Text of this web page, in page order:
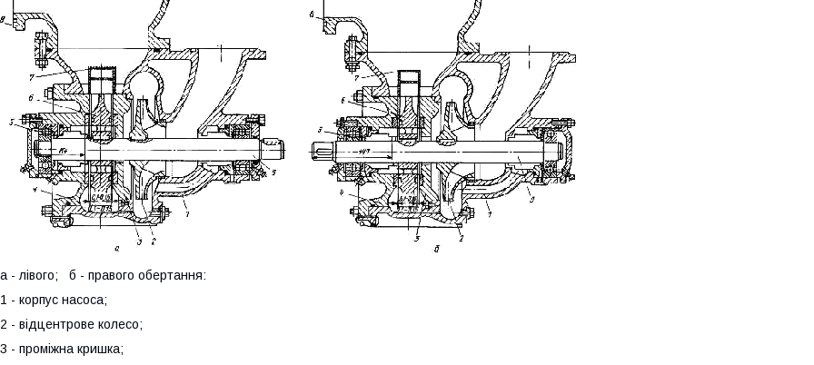
а - лівого; б - правого обертання:
1 - корпус насоса;
2 - відцентрове колесо;
3 - проміжна кришка;